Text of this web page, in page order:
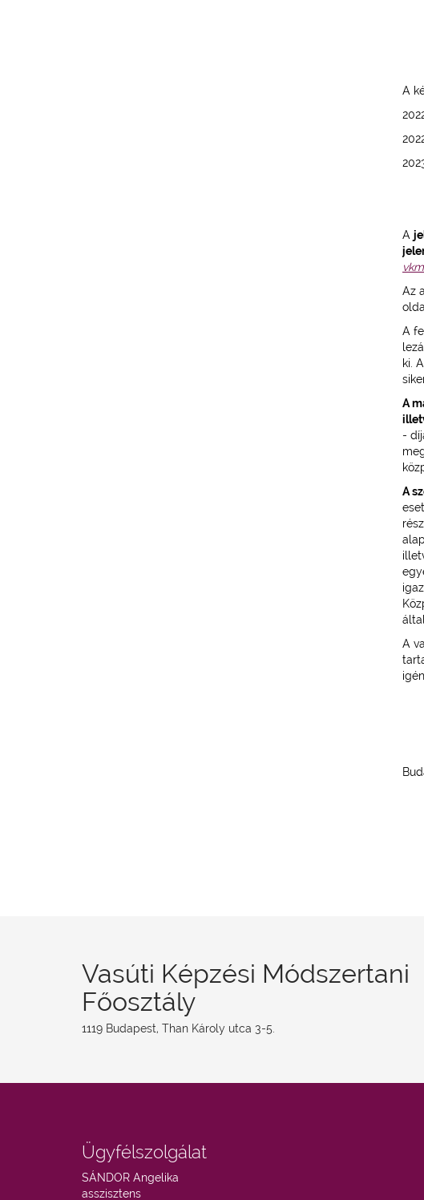
A
A
Az
A
ki.
A
-
A
A
Vasúti Képzési Módszertani
Főosztály
1119 Budapest, Than Károly utca 3-5.
Ügyfélszolgálat
SÁNDOR Angelika
asszisztens